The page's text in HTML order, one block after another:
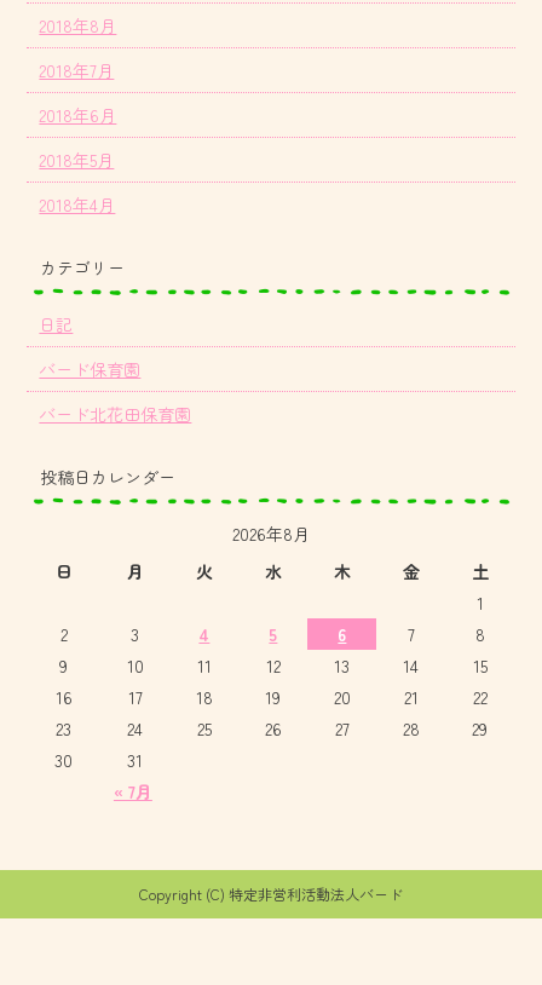
2018年8月
2018年7月
2018年6月
2018年5月
2018年4月
カテゴリー
日記
バード保育園
バード北花田保育園
投稿日カレンダー
2026年8月
日
月 火 水 木 金 土
« 7月
1
2
3 4 5 6 7
8
9
10 11 12 13 14
15
16
17 18 19 20 21
22
23
24 25 26 27 28
29
30
31
Copyright (C) 特定非営利活動法人バード